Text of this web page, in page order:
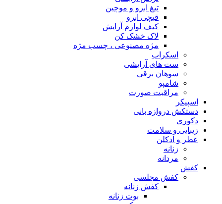
تیغ ابرو و موچین
قیچی ابرو
کیف لوازم آرایش
لاک خشک کن
مژه مصنوعی ، چسب مژه
اسکراب
ست های آرایشی
سوهان برقی
شامپو
مراقبت صورت
اسپیکر
دستکش دروازه بانی
دکوری
زیبایی و سلامت
عطر و ادکلن
زنانه
مردانه
کفش
کفش مجلسی
کفش زنانه
بوت زنانه